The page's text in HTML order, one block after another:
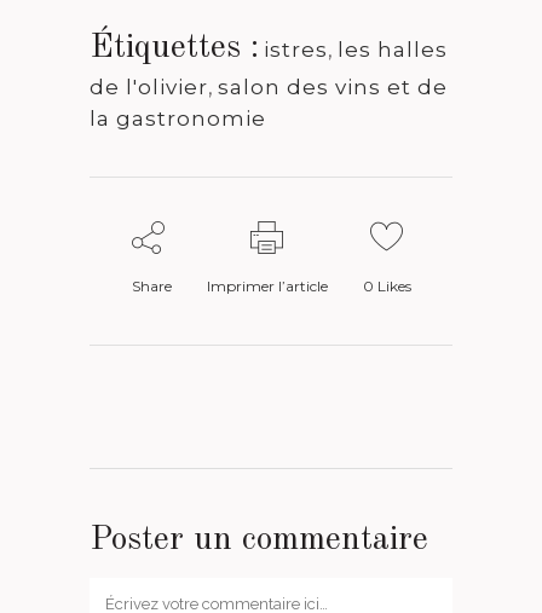
Étiquettes : istres, les halles
de l'olivier, salon des vins et de
la gastronomie
Share Imprimer l’article 0 Likes
Poster un commentaire